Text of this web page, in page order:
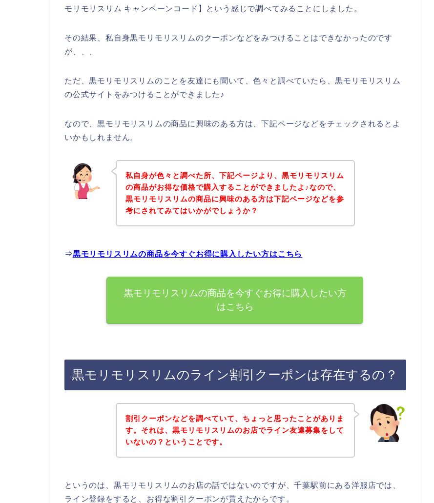
モリモリスリム キャンペーンコード】という感じで調べてみることにしました。
その結果、私自身黒モリモリスリムのクーポンなどをみつけることはできなかったのです
が、、、
ただ、黒モリモリスリムのことを友達にも聞いて、色々と調べていたら、黒モリモリスリム
の公式サイトをみつけることができました♪
なので、黒モリモリスリムの商品に興味のある方は、下記ページなどをチェックされるとよ
いかもしれません。
私自身が色々と調べた所、下記ページより、黒モリモリスリム
の商品がお得な価格で購入することができましたよ♪なので、
黒モリモリスリムの商品に興味のある方は下記ページなどを参
考にされてみてはいかがでしょうか？
⇒黒モリモリスリムの商品を今すぐお得に購入したい方はこちら
黒モリモリスリムの商品を今すぐお得に購入したい方
はこちら
黒モリモリスリムのライン割引クーポンは存在するの？
割引クーポンなどを調べていて、ちょっと思ったことがありま
す。それは、黒モリモリスリムのお店でライン友達募集をして
いないの？ということです。
というのは、黒モリモリスリムのお店の話ではないのですが、千葉駅前にある洋服店では、
ライン登録をすると、お得な割引クーポンが貰えたからです。